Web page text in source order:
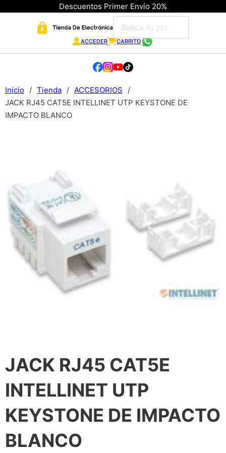
Descuentos Primer Envío 20%
ACCEDER CARRITO
Inicio / Tienda / ACCESORIOS
/
JACK RJ45 CAT5E INTELLINET UTP KEYSTONE DE
IMPACTO BLANCO
JACK RJ45 CAT5E
INTELLINET UTP
KEYSTONE DE IMPACTO
BLANCO